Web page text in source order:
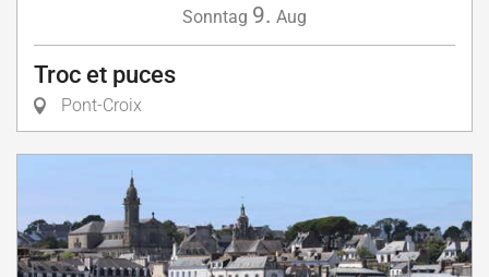
Sonntag 9. Aug
Troc et puces
Pont-Croix